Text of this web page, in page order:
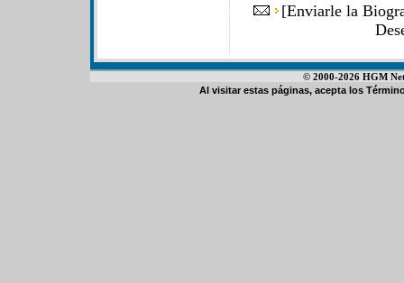
[Enviarle la
© 2000-2026 HGM
Al visitar estas páginas, acepta los